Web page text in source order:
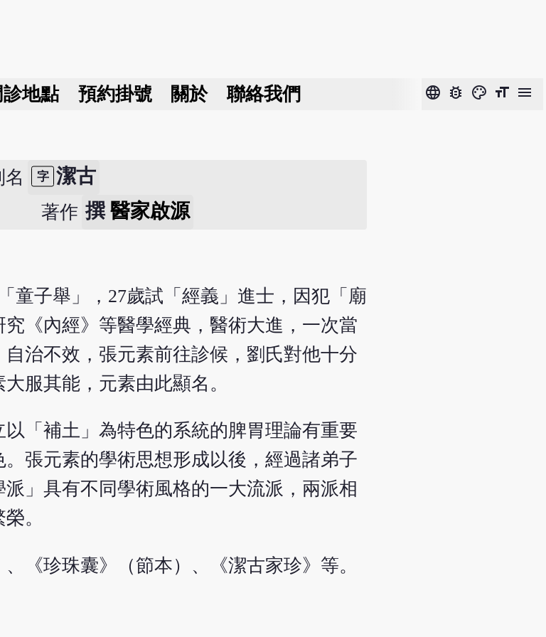
診地點 預約掛號 關於 聯絡我們 language bug_report color_lens format_size menu
名 字 潔古
著作 撰醫家啟源
童子舉」，27歲試「經義」進士，因犯「廟
《內經》等醫學經典，醫術大進，一次當
治不效，張元素前往診候，劉氏對他十分
服其能，元素由此顯名。
「補土」為特色的系統的脾胃理論有重要
張元素的學術思想形成以後，經過諸弟子
」具有不同學術風格的一大流派，兩派相
。
《珍珠囊》（節本）、《潔古家珍》等。